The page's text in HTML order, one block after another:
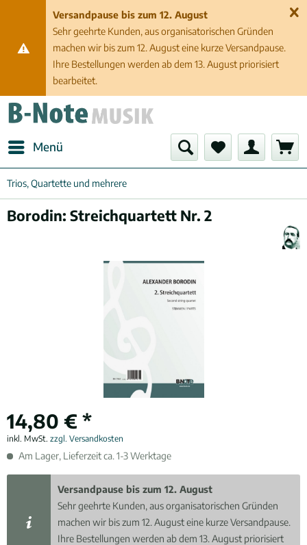
Versandpause bis zum 12. August
Sehr geehrte Kunden, aus organisatorischen Gründen
machen wir bis zum 12. August eine kurze Versandpause.
Ihre Bestellungen werden ab dem 13. August priorisiert
bearbeitet.
Menü
Trios, Quartette und mehrere
Borodin: Streichquartett Nr. 2
14,80 € *
inkl. MwSt. zzgl. Versandkosten
Am Lager, Lieferzeit ca. 1-3 Werktage
Versandpause bis zum 12. August
Sehr geehrte Kunden, aus organisatorischen Gründen
machen wir bis zum 12. August eine kurze Versandpause.
Ihre Bestellungen werden ab dem 13. August priorisiert